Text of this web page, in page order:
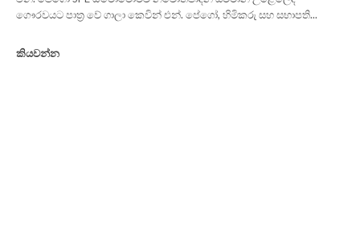
ගෞරවයට පාත්‍ර වේ ගාලා කෙවින් එන්. පේගෝ, හිමිකරු සහ සභාපති...
කියවන්න